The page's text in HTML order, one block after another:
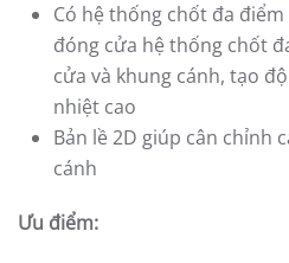
Có hệ thống chốt đa
đóng cửa hệ thống chốt
cửa và khung cánh, tạo
nhiệt cao
Bản lề 2D giúp cân chỉnh
cánh
Ưu điểm: